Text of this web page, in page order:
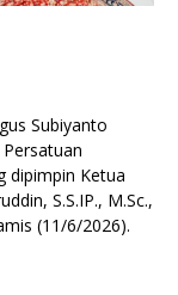
Subiyanto
dipimpin Ketua
S.S.IP., M.Sc.,
(11/6/2026).